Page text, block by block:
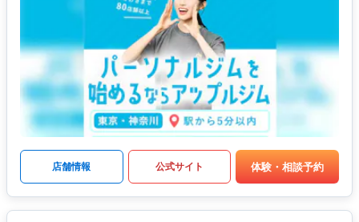
店舗情報 公式サイト 体験・相談予約